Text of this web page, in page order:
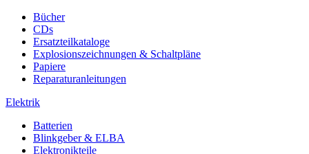
Bücher
CDs
Ersatzteilkataloge
Explosionszeichnungen & Schaltpläne
Papiere
Reparaturanleitungen
Elektrik
Batterien
Blinkgeber & ELBA
Elektronikteile